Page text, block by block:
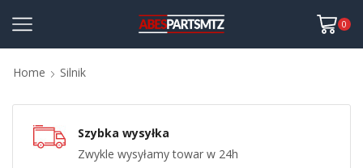
0
Home Silnik
Szybka wysyłka
Zwykle wysyłamy towar w 24h